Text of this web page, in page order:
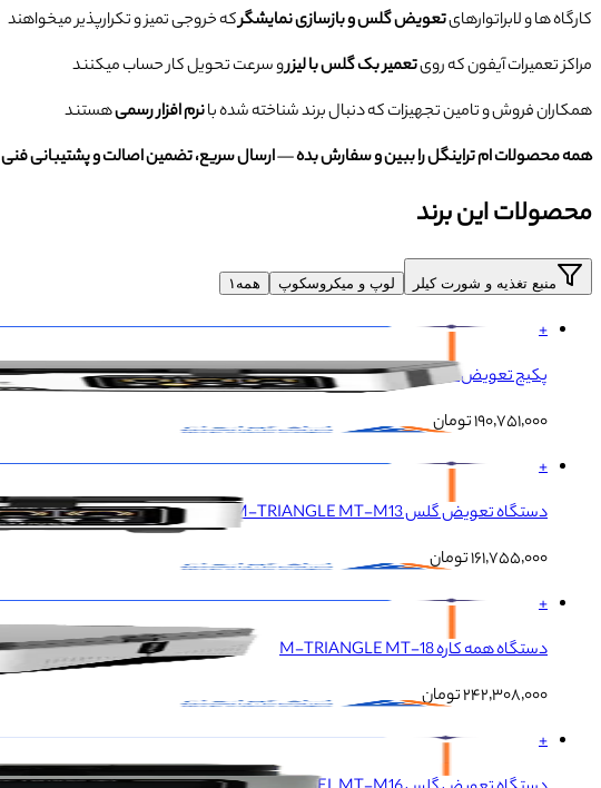
کارگاه ها و لابراتوارهایتعویض گلس و بازسازی نمایشگرکه خروجی تمیز و تکرارپذیر میخواهند
مراکز تعمیرات آیفون که رویتعمیر بک گلس با لیزرو سرعت تحویل کار حساب میکنند
همکاران فروش و تامین تجهیزات که دنبال برند شناخته شده بانرم افزار رسمیهستند
همه محصولات ام تراینگل را ببین و سفارش بده—ارسال سریع، تضمین اصالت و پشتیبانی فنی
محصولات این برند
منبع تغذیه و شورت کیلر لوپ و میکروسکوپ همه ۱
+
پکیج تعویض گلس M-TRIANGLE MT-M13
۱۹۰٬۷۵۱٬۰۰۰تومان
+
دستگاه تعویض گلس M-TRIANGLE MT-M13
۱۶۱٬۷۵۵٬۰۰۰تومان
+
دستگاه همه‌ کاره M-TRIANGLE MT-18
۲۴۲٬۳۰۸٬۰۰۰تومان
+